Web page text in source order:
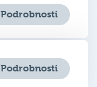
Podrobnosti
Podrobnosti